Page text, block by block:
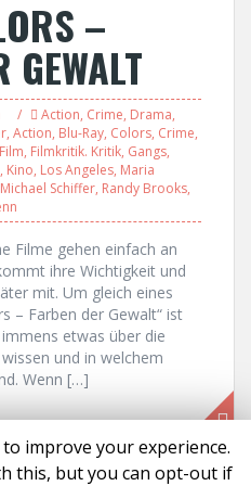
–
GEWALT
Action, Crime, Drama,
, Action, Blu-Ray, Colors, Crime,
Film, Filmkritik. Kritik, Gangs,
, Kino, Los Angeles, Maria
Michael Schiffer, Randy Brooks,
Filme gehen einfach an
ihre Wichtigkeit und
mit. Um gleich eines
– Farben der Gewalt“ ist
etwas über die
und in welchem
Wenn […]
improve your experience.
this, but you can opt-out if